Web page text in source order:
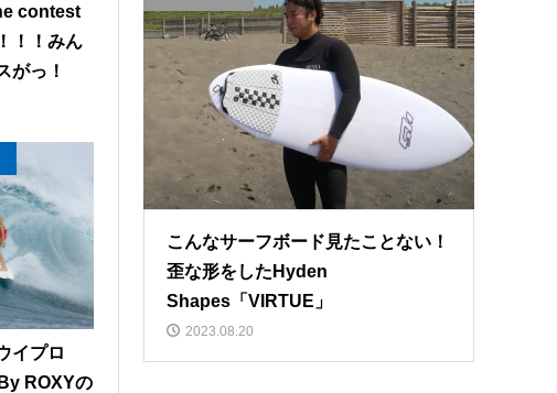
contest
！！みん
がっ！
イプロ
ROXYの
こんなサーフボード見たことない！
歪な形をしたHyden
Shapes「VIRTUE」
2023.08.20